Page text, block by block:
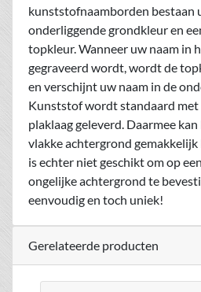
kunststofnaamborden bestaan
onderliggende grondkleur en
topkleur. Wanneer uw naam in
gegraveerd wordt, wordt de
en verschijnt uw naam in de
Kunststof wordt standaard met
plaklaag geleverd. Daarmee
vlakke achtergrond
is echter niet geschikt om op
ongelijke achtergrond te
eenvoudig en toch uniek!
Gerelateerde producten